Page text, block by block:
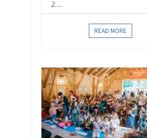
2....
READ MORE